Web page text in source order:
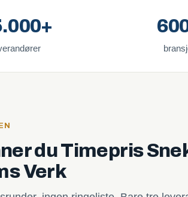
du Timepris
Verk